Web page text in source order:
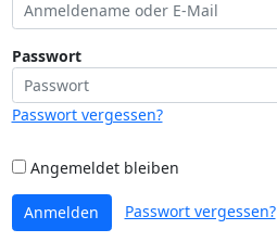
Passwort
Passwort vergessen?
Angemeldet bleiben
Anmelden Passwort vergessen?